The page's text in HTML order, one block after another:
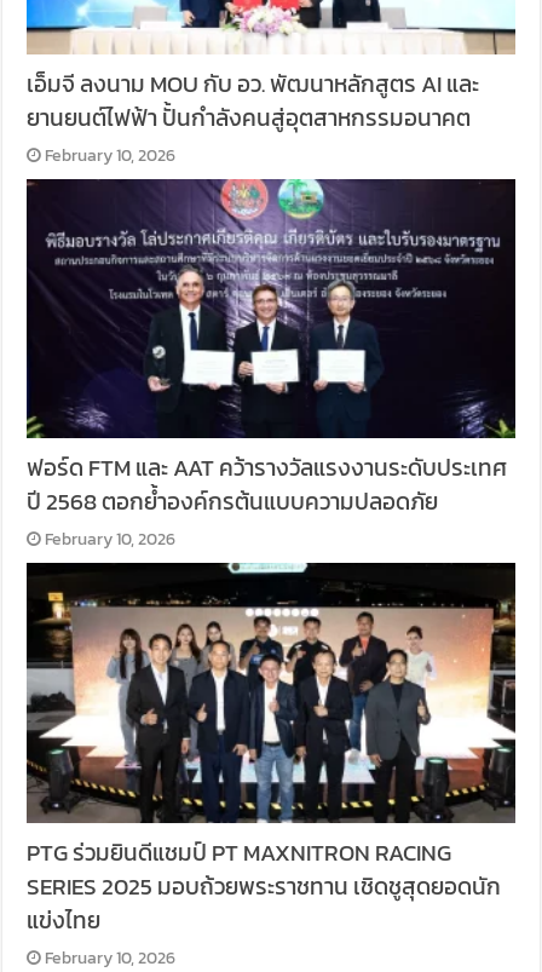
เอ็มจี ลงนาม MOU กับ อว. พัฒนาหลักสูตร AI และ
ยานยนต์ไฟฟ้า ปั้นกำลังคนสู่อุตสาหกรรมอนาคต
February 10, 2026
ฟอร์ด FTM และ AAT คว้ารางวัลแรงงานระดับประเทศ
ปี 2568 ตอกย้ำองค์กรต้นแบบความปลอดภัย
February 10, 2026
PTG ร่วมยินดีแชมป์ PT MAXNITRON RACING
SERIES 2025 มอบถ้วยพระราชทาน เชิดชูสุดยอดนัก
แข่งไทย
February 10, 2026